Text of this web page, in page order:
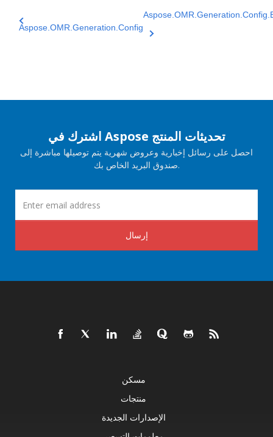
Aspose.OMR.Generation.Config
اشترك في Aspose تحديثات المنتج
احصل على رسائل إخبارية وعروض شهرية يتم توصيلها مباشرة إلى
صندوق البريد الخاص بك.
إرسال
مسكن
منتجات
الإصدارات الجديدة